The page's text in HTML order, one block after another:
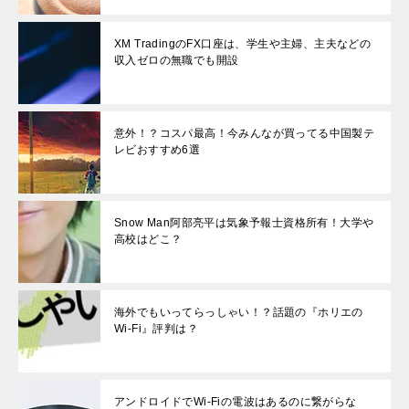
XM TradingのFX口座は、学生や主婦、主夫などの
収入ゼロの無職でも開設
意外！？コスパ最高！今みんなが買ってる中国製テ
レビおすすめ6選
Snow Man阿部亮平は気象予報士資格所有！大学や
高校はどこ？
海外でもいってらっしゃい！？話題の『ホリエの
Wi-Fi』評判は？
アンドロイドでWi-Fiの電波はあるのに繋がらな